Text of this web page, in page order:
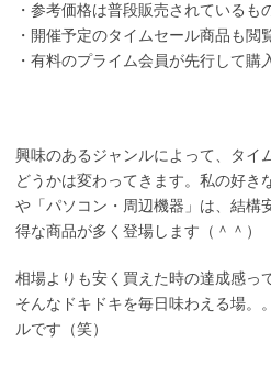
・参考価格は普段販売されているも
・開催予定のタイムセール商品も閲
・有料のプライム会員が先行して購
興味のあるジャンルによって、タイ
どうかは変わってきます。私の好き
や「パソコン・周辺機器」は、結構
得な商品が多く登場します（＾＾）
相場よりも安く買えた時の達成感っ
そんなドキドキを毎日味わえる場。
ルです（笑）